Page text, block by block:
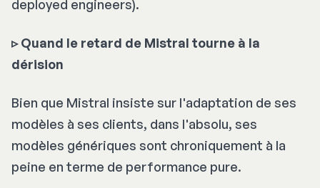
deployed engineers).
▹ Quand le retard de Mistral tourne à la
dérision
Bien que Mistral insiste sur l'adaptation de ses
modèles à ses clients, dans l'absolu, ses
modèles génériques sont chroniquement à la
peine en terme de performance pure.